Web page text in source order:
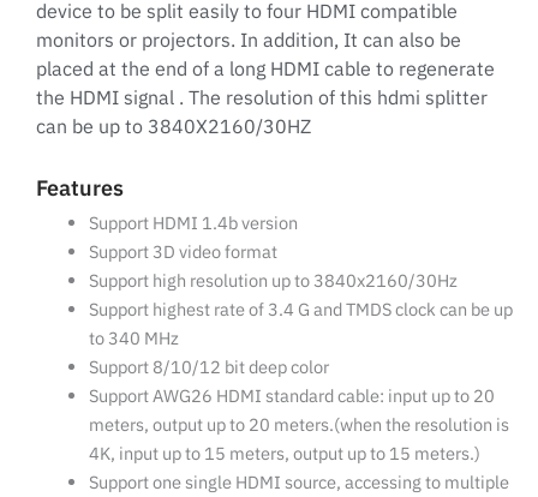
device to be split easily to four HDMI compatible
monitors or projectors. In addition, It can also be
placed at the end of a long HDMI cable to regenerate
the HDMI signal . The resolution of this hdmi splitter
can be up to 3840X2160/30HZ
Features
Support HDMI 1.4b version
Support 3D video format
Support high resolution up to 3840x2160/30Hz
Support highest rate of 3.4 G and TMDS clock can be up
to 340 MHz
Support 8/10/12 bit deep color
Support AWG26 HDMI standard cable: input up to 20
meters, output up to 20 meters.(when the resolution is
4K, input up to 15 meters, output up to 15 meters.)
Support one single HDMI source, accessing to multiple